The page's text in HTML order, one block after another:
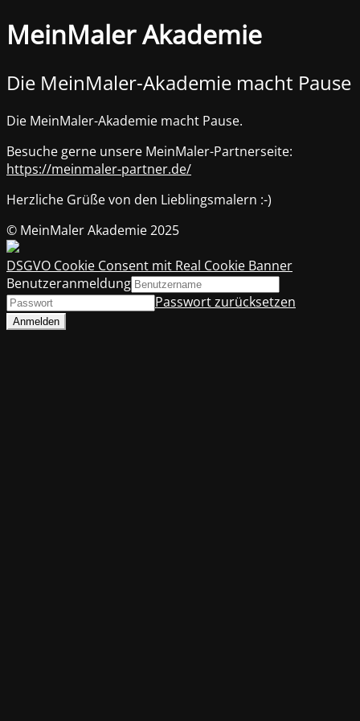
MeinMaler Akademie
Die MeinMaler-Akademie macht Pause
Die MeinMaler-Akademie macht Pause.
Besuche gerne unsere MeinMaler-Partnerseite:
https://meinmaler-partner.de/
Herzliche Grüße von den Lieblingsmalern :-)
© MeinMaler Akademie 2025
DSGVO Cookie Consent mit Real Cookie Banner
Benutzeranmeldung
Passwort zurücksetzen